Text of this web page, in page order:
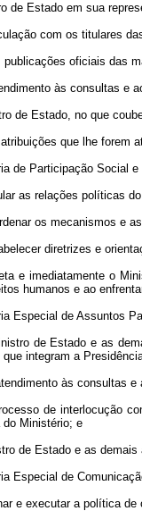
de Estado em sua
com os titulares
publicações oficiais das
às consultas e
de Estado, no que
que lhe forem
de Participação Social e
as relações políticas
os mecanismos e
diretrizes e
e imediatamente o
humanos e ao
Especial de Assuntos
de Estado e as
integram a
às consultas
de interlocução
Ministério; e
de Estado e as
Especial de
e executar a política